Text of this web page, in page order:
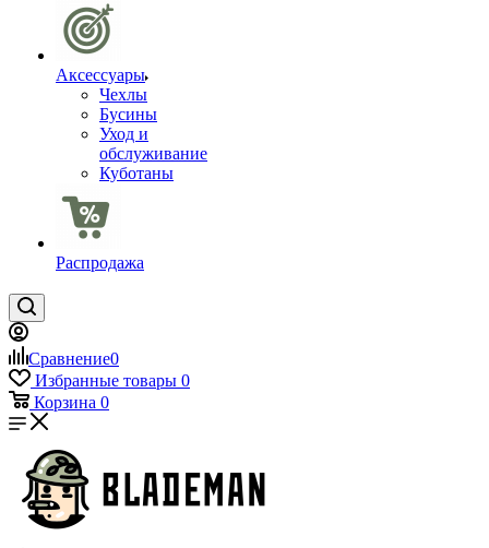
Аксессуары
Чехлы
Бусины
Уход и
обслуживание
Куботаны
Распродажа
Сравнение0
Избранные товары 0
Корзина 0